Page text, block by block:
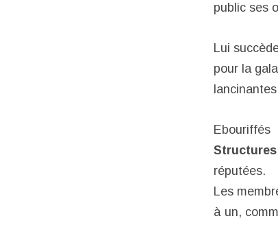
public ses
Lui
pour la
Structures
réputées.
Les
à un,